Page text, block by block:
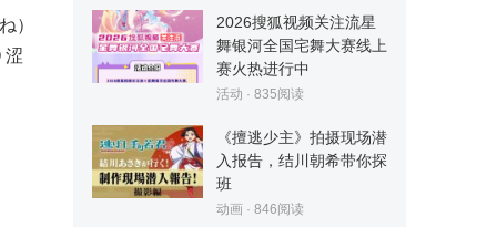
）
涩
2026搜狐视频关注流星
舞银河全国宅舞大赛线上
赛火热进行中
活动 · 835阅读
《擅逃少主》拍摄现场潜
入报告，结川朝希带你探
班
动画 · 846阅读